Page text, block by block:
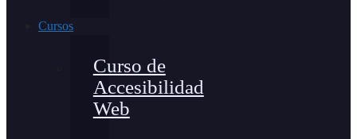
Cursos
Curso de
Accesibilidad
Web